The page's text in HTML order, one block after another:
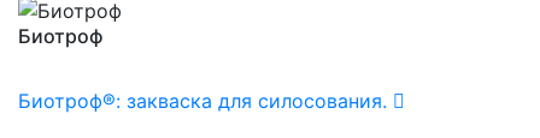
Биотроф
Биотроф®: закваска для силосования.